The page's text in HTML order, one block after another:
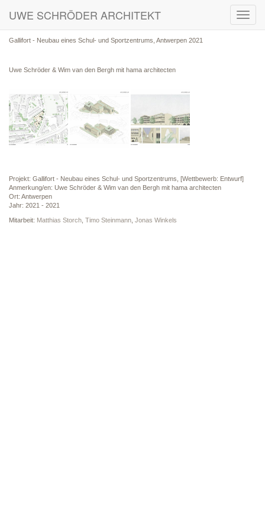
UWE SCHRÖDER ARCHITEKT
Gallifort - Neubau eines Schul- und Sportzentrums, Antwerpen 2021
Uwe Schröder & Wim van den Bergh mit hama architecten
Projekt: Gallifort - Neubau eines Schul- und Sportzentrums, [Wettbewerb: Entwurf]
Anmerkung/en: Uwe Schröder & Wim van den Bergh mit hama architecten
Ort: Antwerpen
Jahr: 2021 - 2021
Mitarbeit: Matthias Storch Timo Steinmann Jonas Winkels